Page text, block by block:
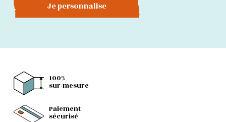
Je personnalise
100%
sur-mesure
Paiement
sécurisé